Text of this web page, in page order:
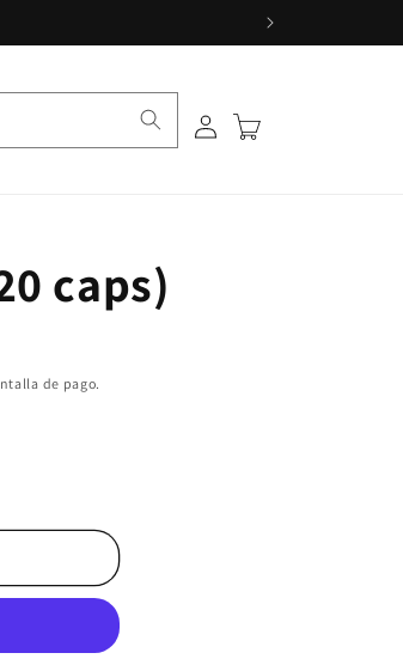
Iniciar sesión
Carrito
caps)
de pago.
(120 caps)
OMEGA 3 (120 caps)